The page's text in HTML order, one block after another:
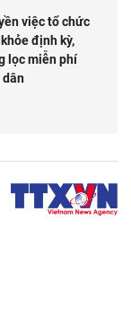
việc tổ chức
định kỳ,
lọc miễn phí
dân